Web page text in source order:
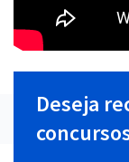
Deseja